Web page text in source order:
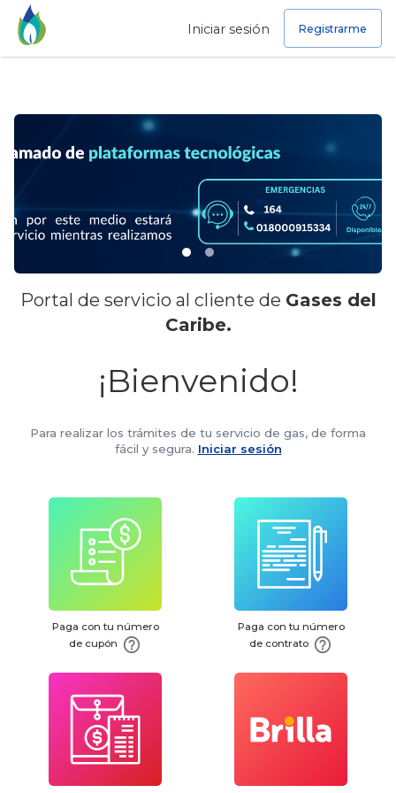
Iniciar sesión Registrarme
Portal de servicio al cliente de Gases del
Caribe.
¡Bienvenido!
Para realizar los trámites de tu servicio de gas, de forma
fácil y segura. Iniciar sesión
Paga con tu número
de cupón
Paga con tu número
de contrato